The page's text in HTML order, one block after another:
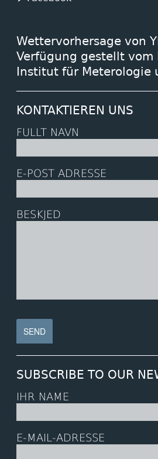
Wettervorhersage von
Verfügung gestellt vom
Institut für Meterologie
KONTAKTIEREN UNS
FULLT NAVN
E-POST ADRESSE
BESKJED
SUBSCRIBE TO OUR
IHR NAME
E-MAIL-ADRESSE